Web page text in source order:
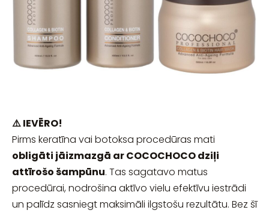
⚠️ IEVĒRO!
Pirms keratīna vai botoksa procedūras mati
obligāti jāizmazgā ar COCOCHOCO dziļi
attīrošo šampūnu. Tas sagatavo matus
procedūrai, nodrošina aktīvo vielu efektīvu iestrādi
un palīdz sasniegt maksimāli ilgstošu rezultātu. Bez šī